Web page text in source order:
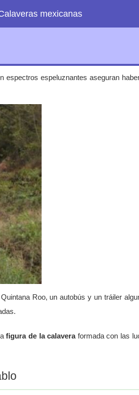
mexicanas
espectros espeluznantes aseguran
Roo, un autobús y un tráiler
figura de la calaveraformada con las